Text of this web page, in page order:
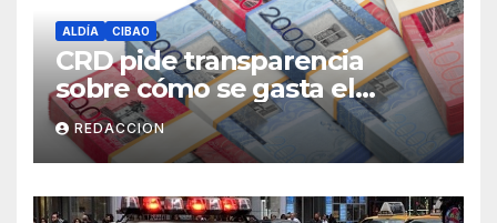
ALDÍA CIBAO
CRD pide transparencia
sobre cómo se gasta el
dinero del Seguro Familiar de
Salud
REDACCION